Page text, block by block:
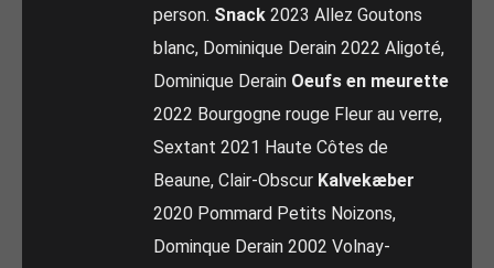
person. Snack 2023 Allez Goutons
blanc, Dominique Derain 2022 Aligoté,
Dominique Derain Oeufs en meurette
2022 Bourgogne rouge Fleur au verre,
Sextant 2021 Haute Côtes de
Beaune, Clair-Obscur Kalvekæber
2020 Pommard Petits Noizons,
Dominque Derain 2002 Volnay-